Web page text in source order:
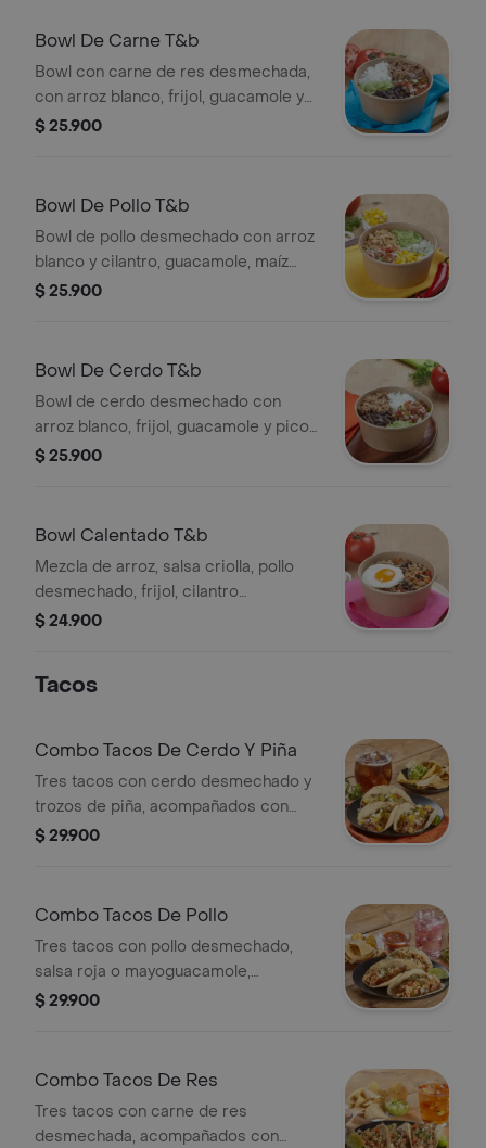
Bowl De Carne T&b
Bowl con carne de res desmechada,
con arroz blanco, frijol, guacamole y
pico de gallo.
$ 25.900
Bowl De Pollo T&b
Bowl de pollo desmechado con arroz
blanco y cilantro, guacamole, maíz
tierno y pico de gallo.
$ 25.900
Bowl De Cerdo T&b
Bowl de cerdo desmechado con
arroz blanco, frijol, guacamole y pico
de gallo.
$ 25.900
Bowl Calentado T&b
Mezcla de arroz, salsa criolla, pollo
desmechado, frijol, cilantro
acompañado con un huevo frito.
$ 24.900
Tacos
Combo Tacos De Cerdo Y Piña
Tres tacos con cerdo desmechado y
trozos de piña, acompañados con
nachos, salsa roja o mayoguacamole y
$ 29.900
Combo Tacos De Pollo
Tres tacos con pollo desmechado,
salsa roja o mayoguacamole,
acompañados con nachos y bebida
$ 29.900
Combo Tacos De Res
Tres tacos con carne de res
desmechada, acompañados con